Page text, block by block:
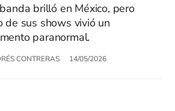
brilló en México, pero
de sus shows vivió un
paranormal.
CONTRERAS 14/05/2026